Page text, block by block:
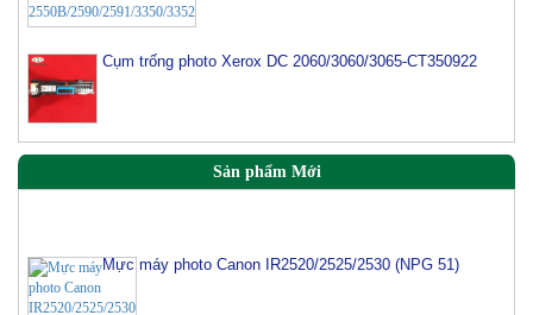
Cụm trống photo Xerox DC 2060/3060/3065-CT350922
Sản phẩm Mới